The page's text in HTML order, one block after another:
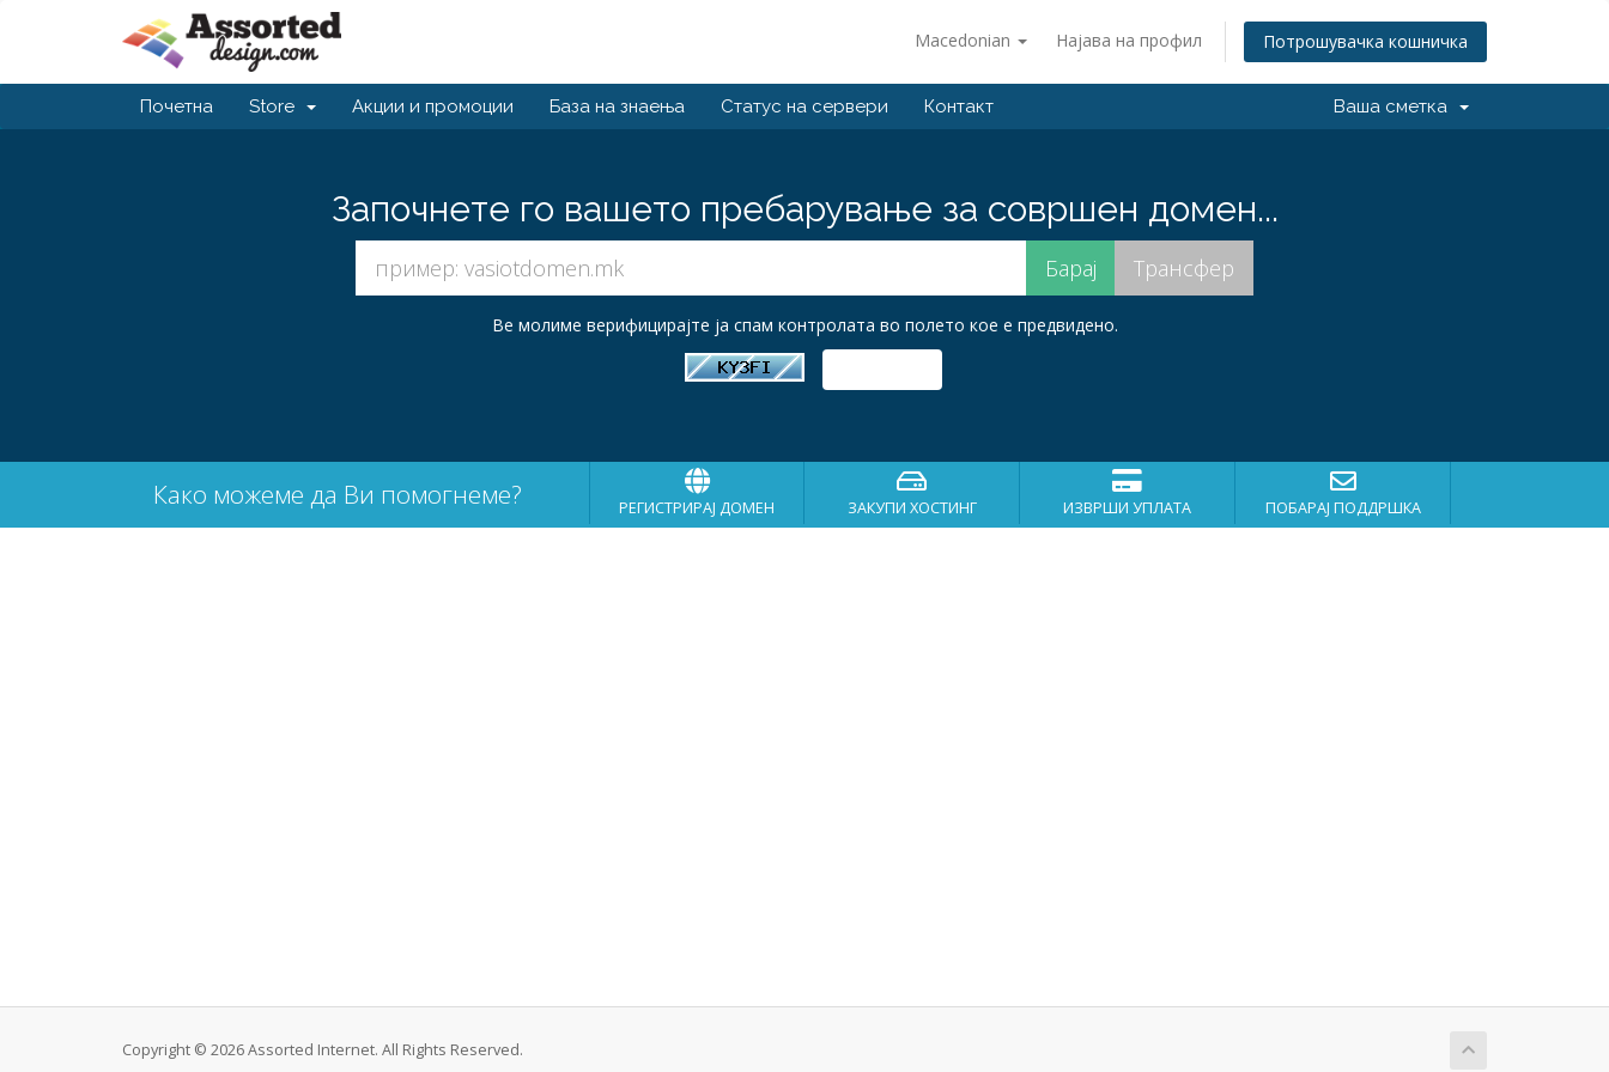
Macedonian Најава на профил Потрошувачка кошничка
Почетна Store Акции и промоции База на знаења Статус на сервери Контакт Ваша сметка
Започнете го вашето пребарување за совршен домен...
Ве молиме верифицирајте ја спам контролата во полето кое е предвидено.
Како можеме да Ви помогнеме? РЕГИСТРИРАЈ ДОМЕН ЗАКУПИ ХОСТИНГ ИЗВРШИ УПЛАТА ПОБАРАЈ ПОДДРШКА
Copyright © 2026 Assorted Internet. All Rights Reserved.